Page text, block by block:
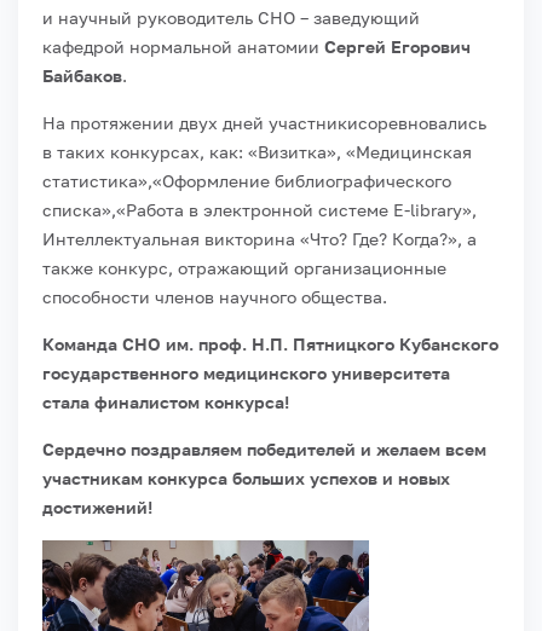
и научный руководитель СНО – заведующий
кафедрой нормальной анатомии Сергей Егорович
Байбаков.
На протяжении двух дней участникисоревновались
в таких конкурсах, как: «Визитка», «Медицинская
статистика»,«Оформление библиографического
списка»,«Работа в электронной системе E-library»,
Интеллектуальная викторина «Что? Где? Когда?», а
также конкурс, отражающий организационные
способности членов научного общества.
Команда СНО им. проф. Н.П. Пятницкого Кубанского
государственного медицинского университета
стала финалистом конкурса!
Сердечно поздравляем победителей и желаем всем
участникам конкурса больших успехов и новых
достижений!